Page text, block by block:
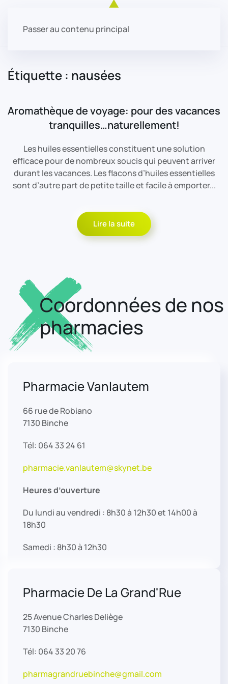
Passer au contenu principal
Étiquette : nausées
Aromathèque de voyage: pour des vacances
tranquilles…naturellement!
Les huiles essentielles constituent une solution
efficace pour de nombreux soucis qui peuvent arriver
durant les vacances. Les flacons d’huiles essentielles
sont d’autre part de petite taille et facile à emporter...
Lire la suite
Coordonnées de nos
pharmacies
Pharmacie Vanlautem
66 rue de Robiano
7130 Binche
Tél: 064 33 24 61
pharmacie.vanlautem@skynet.be
Heures d’ouverture
Du lundi au vendredi : 8h30 à 12h30 et 14h00 à
18h30
Samedi : 8h30 à 12h30
Pharmacie De La Grand'Rue
25 Avenue Charles Deliège
7130 Binche
Tél: 064 33 20 76
pharmagrandruebinche@gmail.com